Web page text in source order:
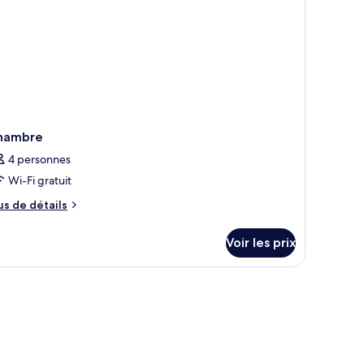
4 personnes
Wi-Fi gratuit
de détails
Voir les prix